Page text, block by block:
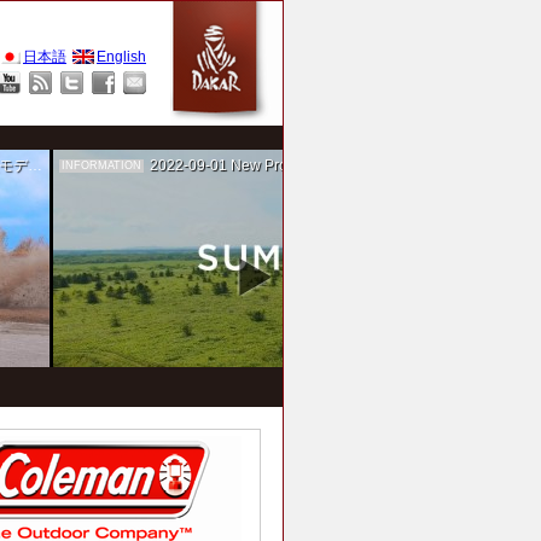
日本語 English
担当 INFORMATION 2022-09-01 New Project！ 未来SUMIKA実験箱